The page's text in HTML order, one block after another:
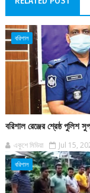
বরিশাল
বরিশাল রেঞ্জের শ্রেষ্ঠ পুলিশ
একুশে মিডিয়া Jul 15,
বরিশাল